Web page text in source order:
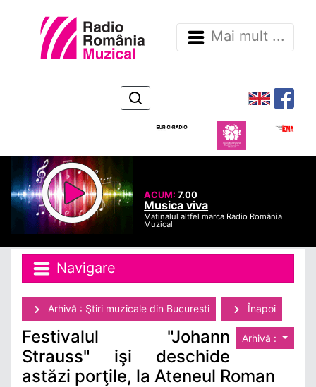
Mai mult ...
ACUM:7.00
Musica viva
Matinalul altfel marca Radio România
Muzical
Navigare
Arhivă : Ştiri muzicale din Bucuresti Înapoi
Arhivă :
Festivalul "Johann
Strauss" işi deschide
astăzi porţile, la Ateneul Roman